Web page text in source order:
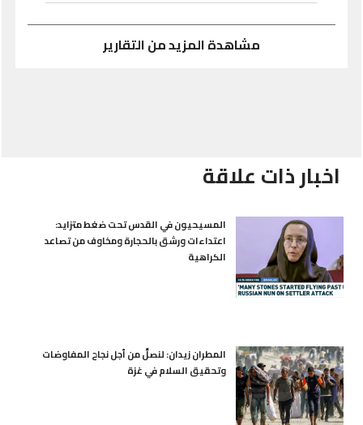
مشاهدة المزيد من التقارير
اخبار ذات علاقة
المسيحيون في القدس تحت ضغط متزايد:
اعتداءات ورشق بالحجارة ومخاوف من تصاعد
الكراهية
المطران زيدان: لنصلِّ من أجل نجاح المفاوضات
وتحقيق السلام في غزة